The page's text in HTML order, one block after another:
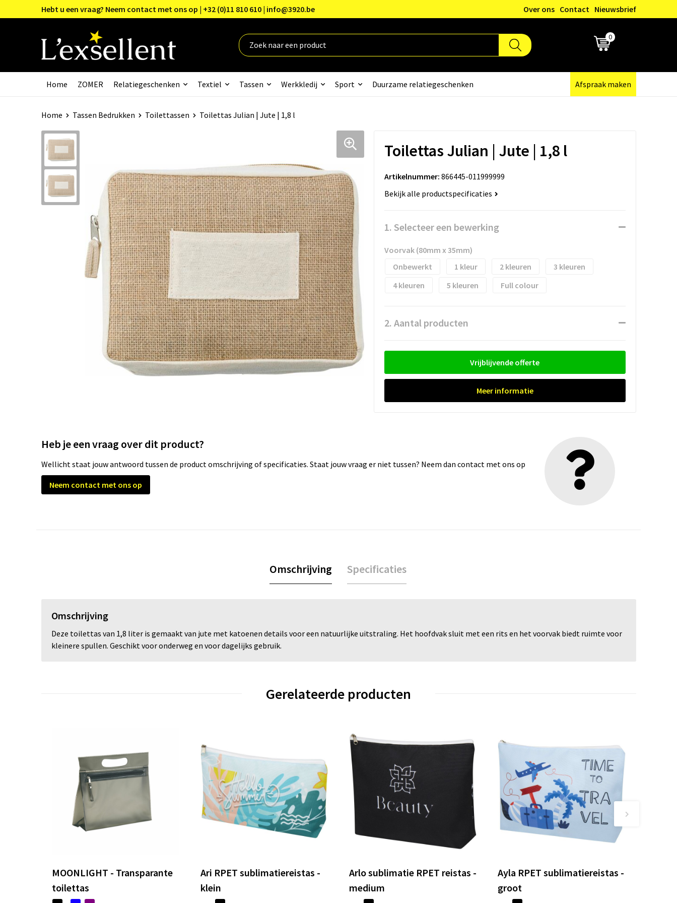
Hebt u een vraag? Neem contact met ons op | +32 (0)11 810 610 | info@3920.be Over ons Contact Nieuwsbrief
0
Home ZOMER Relatiegeschenken Textiel Tassen Werkkledij Sport Duurzame relatiegeschenken Afspraak maken
Home Tassen Bedrukken Toilettassen Toilettas Julian | Jute | 1,8 l
Toilettas Julian | Jute | 1,8 l
Artikelnummer: 866445-011999999
Bekijk alle productspecificaties
1. Selecteer een bewerking
Voorvak (80mm x 35mm)
Onbewerkt
1 2
3
4
5 Full colour
2. Aantal producten
Vrijblijvende offerte
Meer informatie
Heb je een vraag over dit product?
Wellicht staat jouw antwoord tussen de product omschrijving of specificaties. Staat jouw vraag er niet tussen? Neem dan contact met ons op
Neem contact met ons op
Omschrijving Specificaties
Omschrijving
Deze toilettas van 1,8 liter is gemaakt van jute met katoenen details voor een natuurlijke uitstraling. Het hoofdvak sluit met een rits en het voorvak biedt ruimte voor
kleinere spullen. Geschikt voor onderweg en voor dagelijks gebruik.
Gerelateerde producten
MOONLIGHT - Transparante
toilettas
Ari RPET sublimatiereistas -
klein
Arlo sublimatie RPET reistas -
medium
Ayla RPET sublimatiereistas -
groot